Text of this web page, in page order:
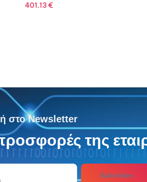
401.13€
στο Newsletter
της
Subcribes